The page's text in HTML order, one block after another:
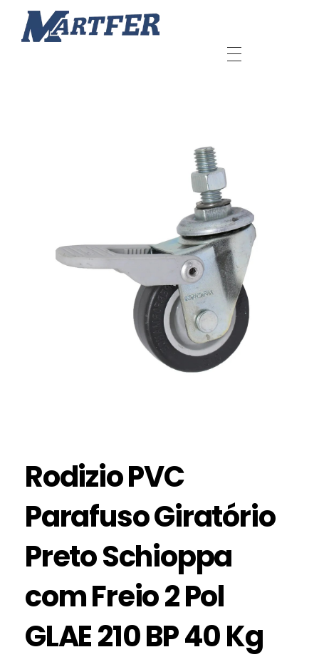
Rodizio PVC
Parafuso Giratório
Preto Schioppa
com Freio 2 Pol
GLAE 210 BP 40 Kg